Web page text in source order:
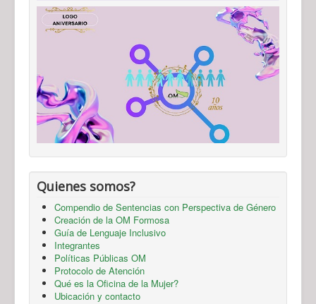
Quienes somos?
Compendio de Sentencias con Perspectiva de Género
Creación de la OM Formosa
Guía de Lenguaje Inclusivo
Integrantes
Políticas Públicas OM
Protocolo de Atención
Qué es la Oficina de la Mujer?
Ubicación y contacto